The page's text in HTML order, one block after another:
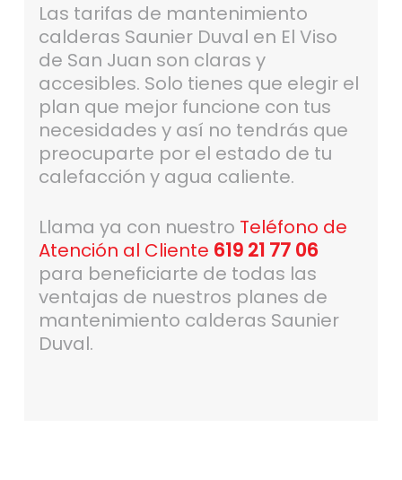
Las tarifas de mantenimiento
calderas Saunier Duval en El Viso
de San Juan son claras y
accesibles. Solo tienes que elegir el
plan que mejor funcione con tus
necesidades y así no tendrás que
preocuparte por el estado de tu
calefacción y agua caliente.
Llama ya con nuestro Teléfono de
Atención al Cliente 619 21 77 06
para beneficiarte de todas las
ventajas de nuestros planes de
mantenimiento calderas Saunier
Duval.